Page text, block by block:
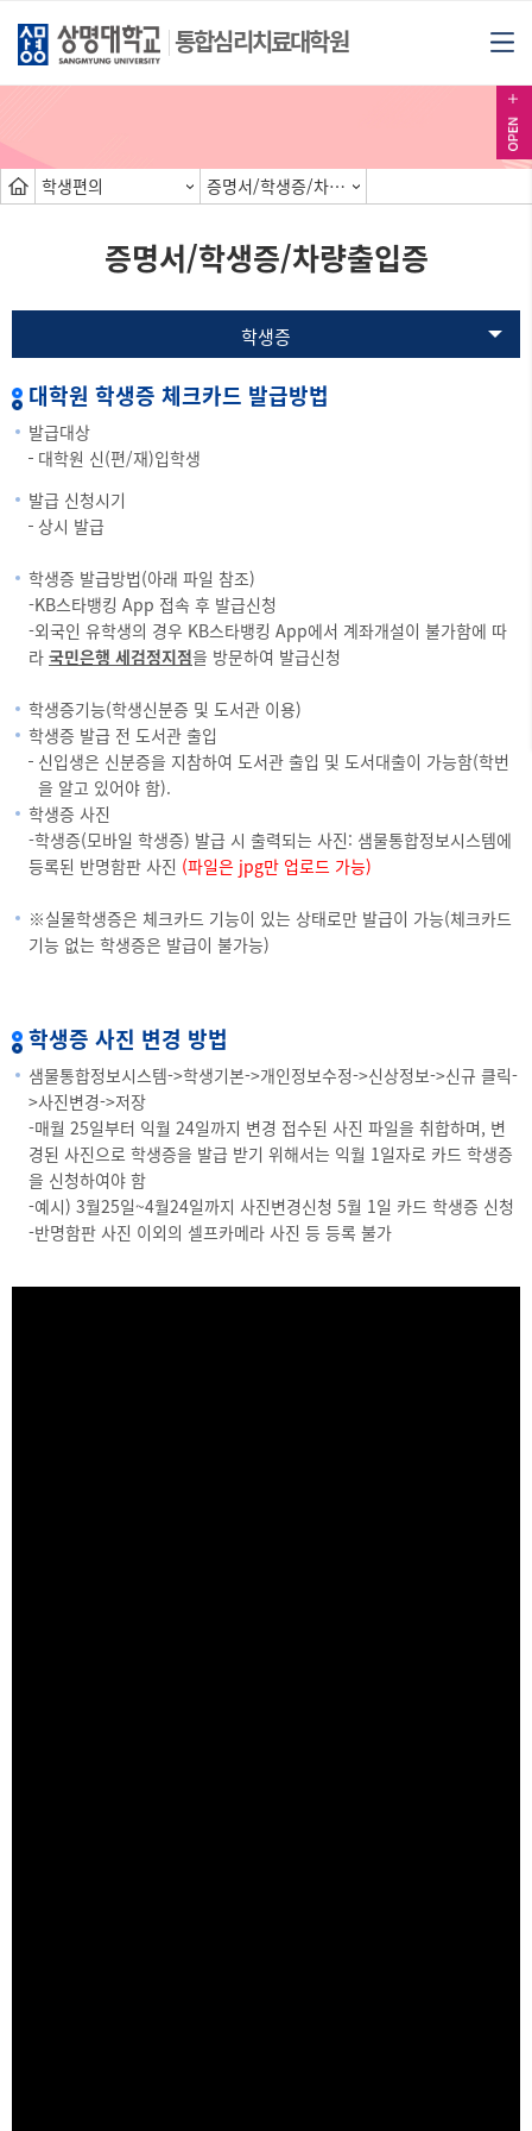
통합심리치료대학원
학생편의 증명서/학생증/차량출입증
증명서/학생증/차량출입증
학생증
대학원 학생증 체크카드 발급방법
발급대상
대학원 신(편/재)입학생
발급 신청시기
상시 발급
학생증 발급방법(아래 파일 참조)
-KB스타뱅킹 App 접속 후 발급신청
-외국인 유학생의 경우 KB스타뱅킹 App에서 계좌개설이 불가함에 따
라 국민은행 세검정지점을 방문하여 발급신청
학생증기능(학생신분증 및 도서관 이용)
학생증 발급 전 도서관 출입
신입생은 신분증을 지참하여 도서관 출입 및 도서대출이 가능함(학번
을 알고 있어야 함).
학생증 사진
-학생증(모바일 학생증) 발급 시 출력되는 사진: 샘물통합정보시스템에
등록된 반명함판 사진 (파일은 jpg만 업로드 가능)
※실물학생증은 체크카드 기능이 있는 상태로만 발급이 가능(체크카드
기능 없는 학생증은 발급이 불가능)
학생증 사진 변경 방법
샘물통합정보시스템->학생기본->개인정보수정->신상정보->신규 클릭-
>사진변경->저장
-매월 25일부터 익월 24일까지 변경 접수된 사진 파일을 취합하며, 변
경된 사진으로 학생증을 발급 받기 위해서는 익월 1일자로 카드 학생증
을 신청하여야 함
-예시) 3월25일~4월24일까지 사진변경신청 5월 1일 카드 학생증 신청
-반명함판 사진 이외의 셀프카메라 사진 등 등록 불가